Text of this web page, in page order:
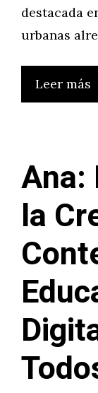
destacada
urbanas
Leer más
Ana:
la